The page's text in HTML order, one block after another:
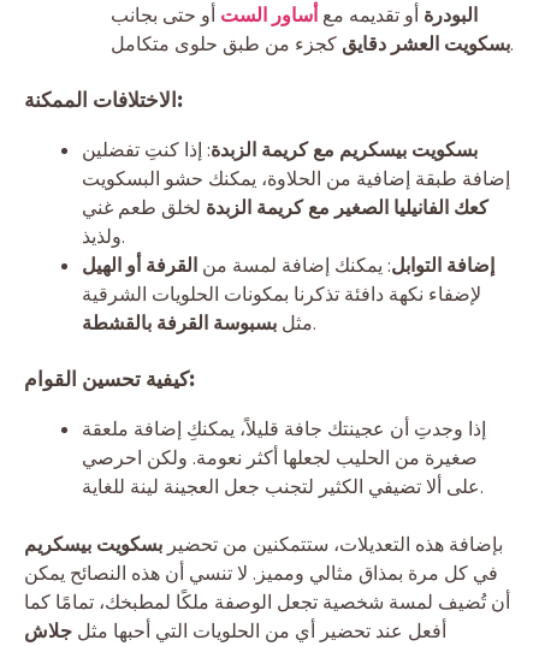
البودرة أو تقديمه مع أساور الست أو حتى بجانب
بسكويت العشر دقايقكجزء من طبق حلوى متكامل.
الاختلافات الممكنة:
بسكويت بيسكريم مع كريمة الزبدة: إذا كنتِ تفضلين
إضافة طبقة إضافية من الحلاوة، يمكنك حشو البسكويت
كعك الفانيليا الصغير مع كريمة الزبدة لخلق طعم غني
ولذيذ.
إضافة التوابل: يمكنك إضافة لمسة من القرفة أو الهيل
لإضفاء نكهة دافئة تذكرنا بمكونات الحلويات الشرقية
مثل بسبوسة القرفة بالقشطة .
كيفية تحسين القوام:
إذا وجدتِ أن عجينتك جافة قليلاً، يمكنكِ إضافة ملعقة
صغيرة من الحليب لجعلها أكثر نعومة. ولكن احرصي
على ألا تضيفي الكثير لتجنب جعل العجينة لينة للغاية.
بإضافة هذه التعديلات، ستتمكنين من تحضير بسكويت بيسكريم
في كل مرة بمذاق مثالي ومميز. لا تنسي أن هذه النصائح يمكن
أن تُضيف لمسة شخصية تجعل الوصفة ملكًا لمطبخك، تمامًا كما
أفعل عند تحضير أي من الحلويات التي أحبها مثل جلاش